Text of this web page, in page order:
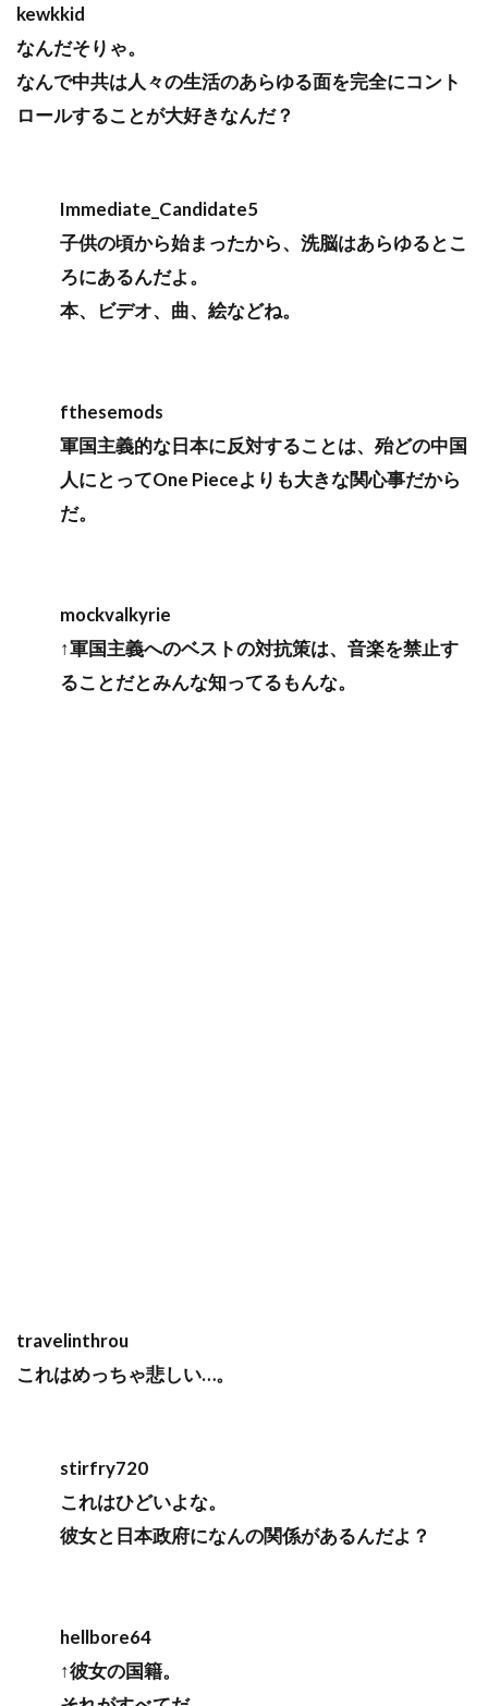
kewkkid
なんだそりゃ。
なんで中共は人々の生活のあらゆる面を完全にコント
ロールすることが大好きなんだ？
Immediate_Candidate5
子供の頃から始まったから、洗脳はあらゆるとこ
ろにあるんだよ。
本、ビデオ、曲、絵などね。
fthesemods
軍国主義的な日本に反対することは、殆どの中国
人にとってOne Pieceよりも大きな関心事だから
だ。
mockvalkyrie
↑軍国主義へのベストの対抗策は、音楽を禁止す
ることだとみんな知ってるもんな。
travelinthrou
これはめっちゃ悲しい…。
stirfry720
これはひどいよな。
彼女と日本政府になんの関係があるんだよ？
hellbore64
↑彼女の国籍。